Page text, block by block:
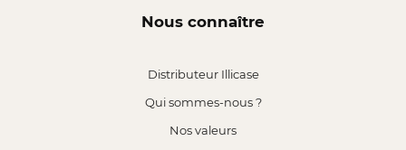
Nous connaître
Distributeur Illicase
Qui sommes-nous ?
Nos valeurs